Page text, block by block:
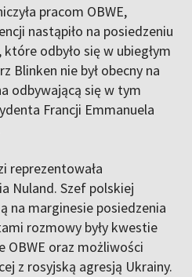
pracom OBWE,
nastąpiło na posiedzeniu
odbyło się w ubiegłym
Blinken nie był obecny na
odbywającą się w tym
Francji Emmanuela
reprezentowała
Nuland. Szef polskiej
na marginesie posiedzenia
rozmowy były kwestie
OBWE oraz możliwości
z rosyjską agresją Ukrainy.